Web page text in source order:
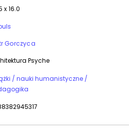
x 16.0
Gorczyca
Psyche
/ nauki humanistyczne /